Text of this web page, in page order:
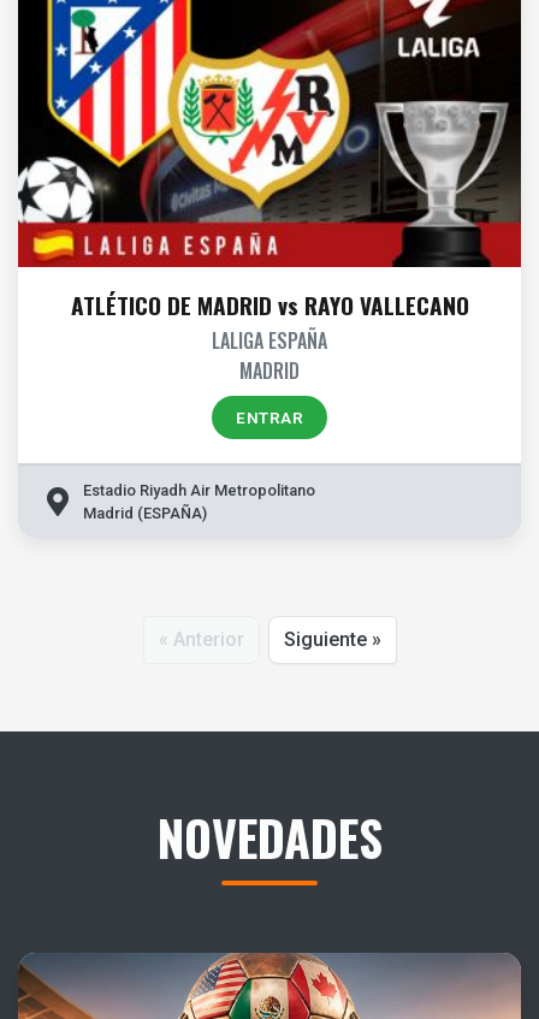
ATLÉTICO DE MADRID vs RAYO VALLECANO
LALIGA ESPAÑA
MADRID
ENTRAR
Estadio Riyadh Air Metropolitano
Madrid (ESPAÑA)
« Anterior Siguiente »
NOVEDADES